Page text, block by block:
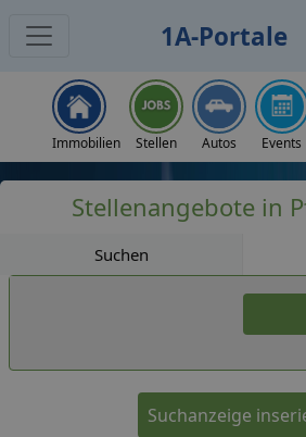
1A-Portale
Immobilien Stellen Autos Events
Stellenangebote in
Suchen
Suchanzeige